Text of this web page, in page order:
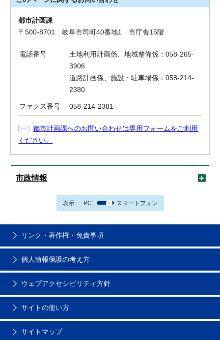
都市計画課
〒500-8701 岐阜市司町40番地1 市庁舎15階
電話番号
土地利用計画係、地域整備係：058-265-
3906
道路計画係、施設・駐車場係：058-214-
2380
ファクス番号 058-214-2381
都市計画課へのお問い合わせは専用フォームをご利用
ください。
市政情報
表示 PC スマートフォン
リンク・著作権・免責事項
個人情報保護の考え方
ウェブアクセシビリティ方針
サイトの使い方
サイトマップ